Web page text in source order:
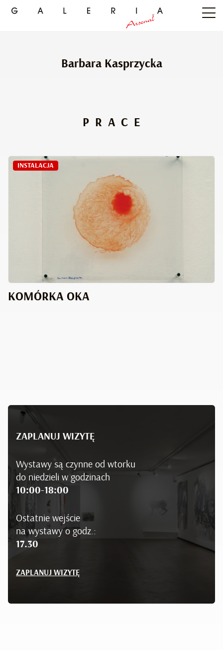
Barbara Kasprzycka
PRACE
INSTALACJA
KOMÓRKA OKA
ZAPLANUJ WIZYTĘ
Wystawy są czynne od wtorku
do niedzieli w godzinach
10:00-18:00
Ostatnie wejście
na wystawy o godz.:
17.30
ZAPLANUJ WIZYTĘ